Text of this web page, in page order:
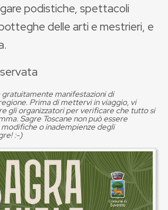
podistiche, spettacoli
delle arti e mestrieri, e
gratuitamente manifestazioni di
Prima di mettervi in viaggio, vi
gli organizzatori per verificare che tutto si
Sagre Toscane non può essere
o inadempienze degli
:-)